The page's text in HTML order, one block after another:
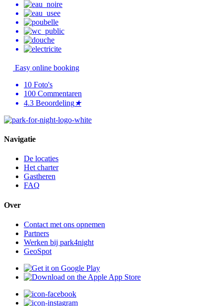
Easy online booking
10 Foto's
100 Commentaren
4.3 Beoordeling★
Navigatie
De locaties
Het charter
Gastheren
FAQ
Over
Contact met ons opnemen
Partners
Werken bij park4night
GeoSpot